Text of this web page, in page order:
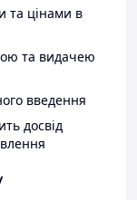
та цінами в
та видачею
введення
досвід